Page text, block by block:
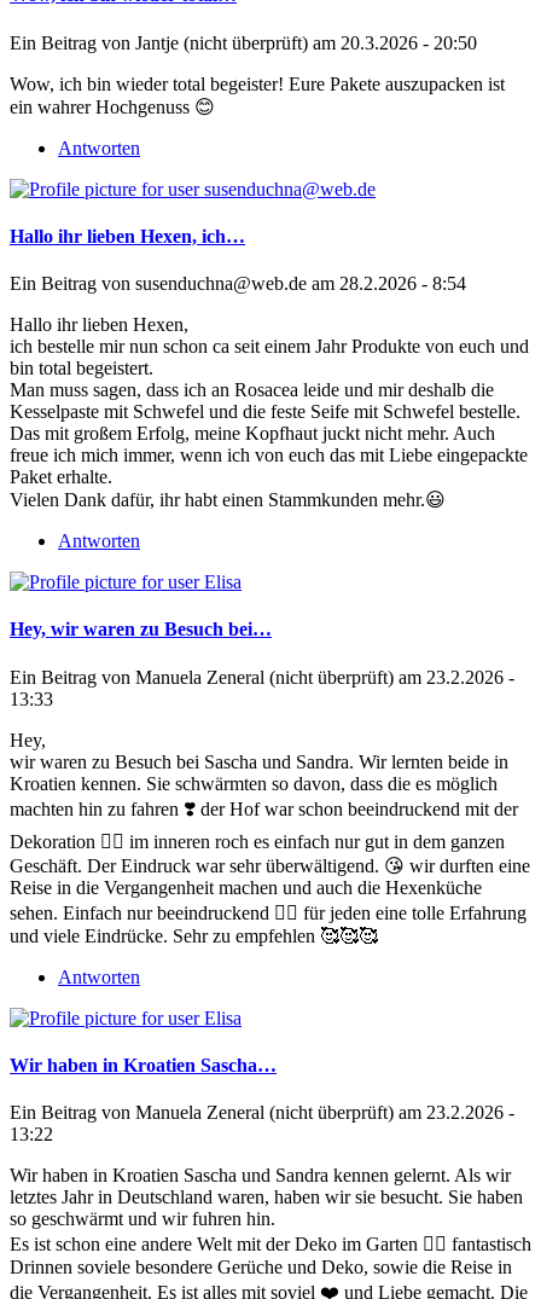
Ein Beitrag von Jantje (nicht überprüft) am 20.3.2026 - 20:50
Wow, ich bin wieder total begeister! Eure Pakete auszupacken ist
ein wahrer Hochgenuss 😊
Antworten
Hallo ihr lieben Hexen, ich…
Ein Beitrag von susenduchna@web.de am 28.2.2026 - 8:54
Hallo ihr lieben Hexen,
ich bestelle mir nun schon ca seit einem Jahr Produkte von euch und
bin total begeistert.
Man muss sagen, dass ich an Rosacea leide und mir deshalb die
Kesselpaste mit Schwefel und die feste Seife mit Schwefel bestelle.
Das mit großem Erfolg, meine Kopfhaut juckt nicht mehr. Auch
freue ich mich immer, wenn ich von euch das mit Liebe eingepackte
Paket erhalte.
Vielen Dank dafür, ihr habt einen Stammkunden mehr.😃
Antworten
Hey, wir waren zu Besuch bei…
Ein Beitrag von Manuela Zeneral (nicht überprüft) am 23.2.2026 -
13:33
Hey,
wir waren zu Besuch bei Sascha und Sandra. Wir lernten beide in
Kroatien kennen. Sie schwärmten so davon, dass die es möglich
machten hin zu fahren ❣️ der Hof war schon beeindruckend mit der
Dekoration 🧙‍♀️ im inneren roch es einfach nur gut in dem ganzen
Geschäft. Der Eindruck war sehr überwältigend. 😘 wir durften eine
Reise in die Vergangenheit machen und auch die Hexenküche
sehen. Einfach nur beeindruckend 👍🏻 für jeden eine tolle Erfahrung
und viele Eindrücke. Sehr zu empfehlen 🥰🥰🥰
Antworten
Wir haben in Kroatien Sascha…
Ein Beitrag von Manuela Zeneral (nicht überprüft) am 23.2.2026 -
13:22
Wir haben in Kroatien Sascha und Sandra kennen gelernt. Als wir
letztes Jahr in Deutschland waren, haben wir sie besucht. Sie haben
so geschwärmt und wir fuhren hin.
Es ist schon eine andere Welt mit der Deko im Garten 👍🏻 fantastisch
Drinnen soviele besondere Gerüche und Deko, sowie die Reise in
die Vergangenheit. Es ist alles mit soviel ❤️ und Liebe gemacht. Die